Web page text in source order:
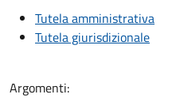
Tutela amministrativa
Tutela giurisdizionale
Argomenti: